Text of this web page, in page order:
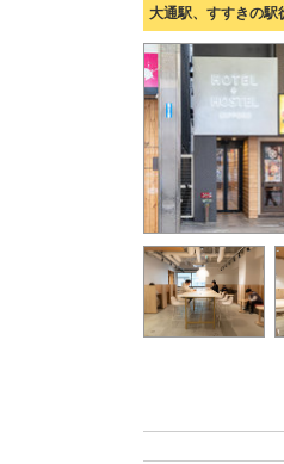
大通駅、すすきの駅